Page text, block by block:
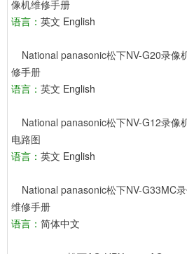
像机维修手册
语言： 英文 English
National panasonic松下NV-G20录像
修手册
语言： 英文 English
National panasonic松下NV-G12录像
电路图
语言： 英文 English
National panasonic松下NV-G33MC
维修手册
语言： 简体中文